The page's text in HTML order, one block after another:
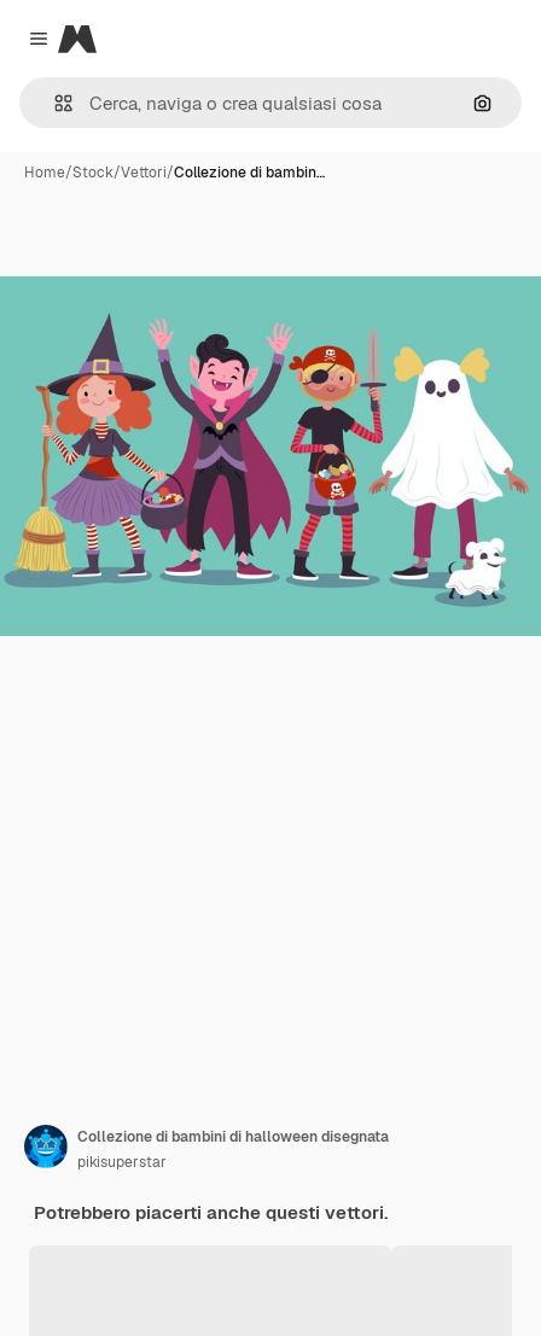
Close menu
Magnific
Cerca
Home/Stock/Vettori/Collezione di bambin…
Collezione di bambini di halloween disegnata
pikisuperstar
Potrebbero piacerti anche questi vettori.